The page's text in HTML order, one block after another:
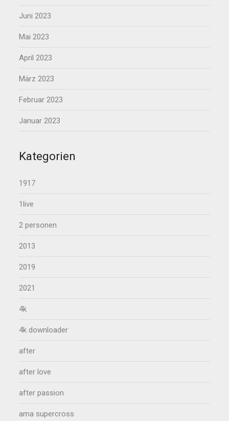
Juni 2023
Mai 2023
April 2023
März 2023
Februar 2023
Januar 2023
Kategorien
1917
1live
2 personen
2013
2019
2021
4k
4k downloader
after
after love
after passion
ama supercross